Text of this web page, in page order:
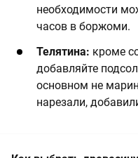
необходимости
часов в боржоми.
Телятина: кроме
добавляйте
основном не
нарезали,